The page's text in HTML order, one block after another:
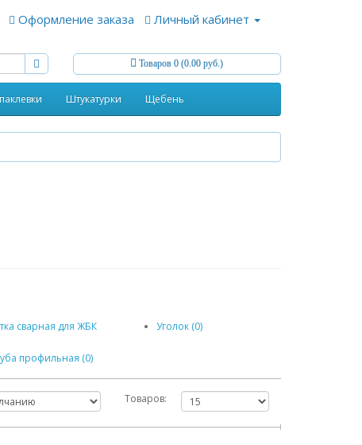
Оформление заказа Личный кабинет
Товаров 0 (0.00 руб.)
Штукатурки Щебень
сварная для ЖБК
профильная (0)
Уголок (0)
Товаров: